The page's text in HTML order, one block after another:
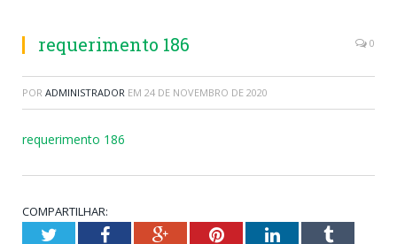
requerimento 186 0
POR ADMINISTRADOR EM 24 DE NOVEMBRO DE 2020
requerimento 186
COMPARTILHAR:
TwitterFacebookGoogle+PinterestLinkedInTumblr